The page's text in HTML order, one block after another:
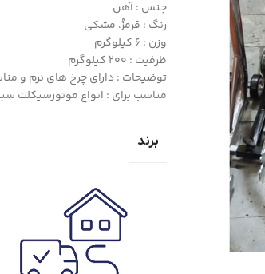
جنس : آهن
رنگ : قرمزُ، مشکی
وزن : 6 کیلوگرم
ظرفیت : 200 کیلوگرم
توضیحات : دارای چرخ های نرم و
مناسب برای : انواع موتورسیکلت
برند